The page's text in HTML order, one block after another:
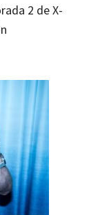
2 de X-